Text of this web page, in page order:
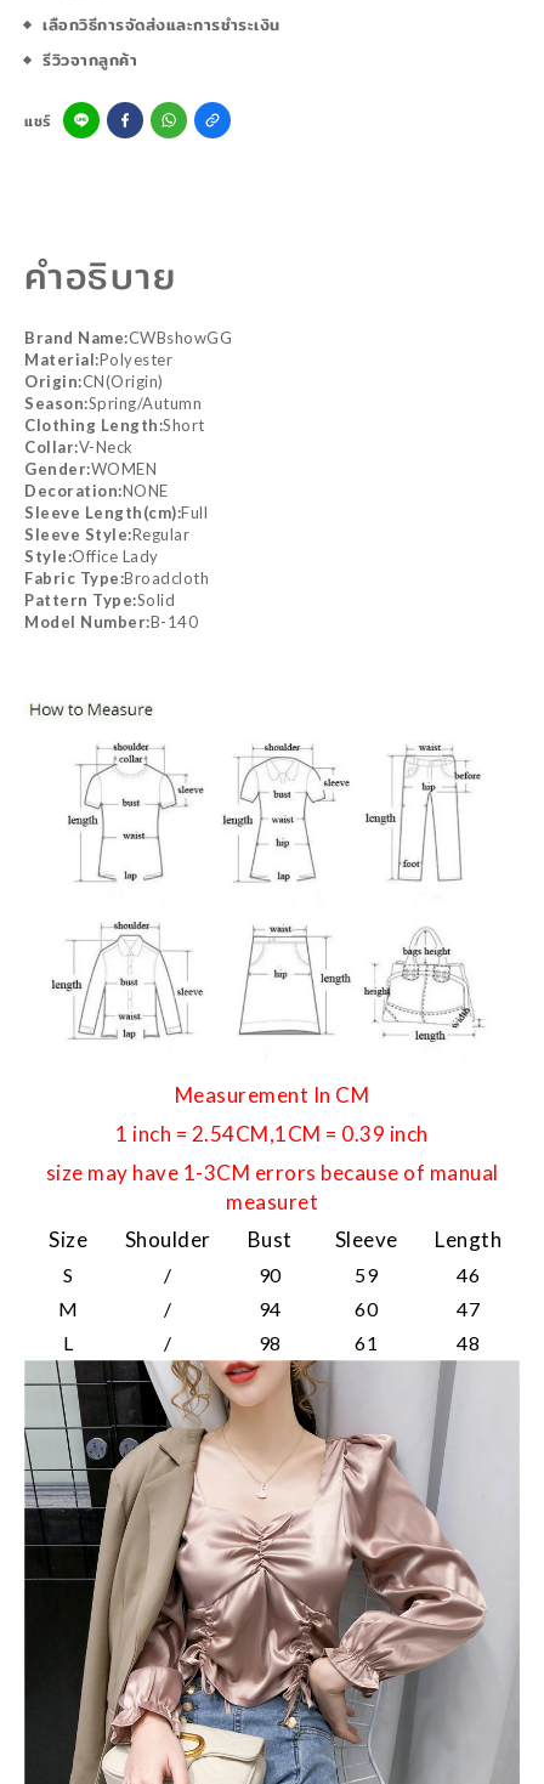
เลือกวิธีการจัดส่งและการชำระเงิน
รีวิวจากลูกค้า
แชร์
คำอธิบาย
Brand Name:CWBshowGG
Material:Polyester
Origin:CN(Origin)
Season:Spring/Autumn
Clothing Length:Short
Collar:V-Neck
Gender:WOMEN
Decoration:NONE
Sleeve Length(cm):Full
Sleeve Style:Regular
Style:Office Lady
Fabric Type:Broadcloth
Pattern Type:Solid
Model Number:B-140
Measurement In CM
1 inch = 2.54CM,1CM = 0.39 inch
size may have 1-3CM errors because of manual
measuret
Size
Shoulder Bust Sleeve Length
S / 90 59
46
M
/ 94 60
47
L
/ 98 61 48